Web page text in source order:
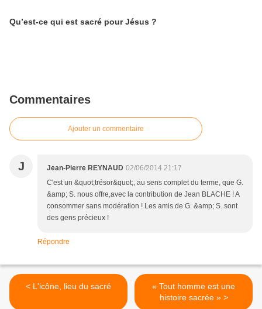
Qu’est-ce qui est sacré pour Jésus ?
Commentaires
Ajouter un commentaire
J Jean-Pierre REYNAUD 02/06/2014 21:17
C'est un &quot;trésor&quot;, au sens complet du terme, que G.
&amp; S. nous offre,avec la contribution de Jean BLACHE ! A
consommer sans modération ! Les amis de G. &amp; S. sont
des gens précieux !
Répondre
< L'icône, lieu du sacré
« Tout homme est une
histoire sacrée » >